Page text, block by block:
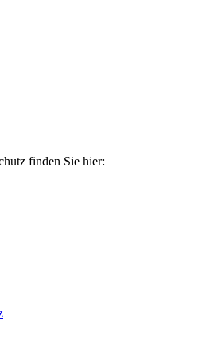
finden Sie hier: